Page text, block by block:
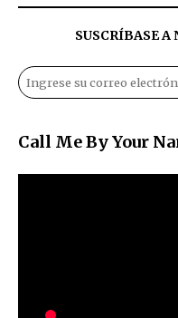
SUSCRÍBASE A
Call Me By Your